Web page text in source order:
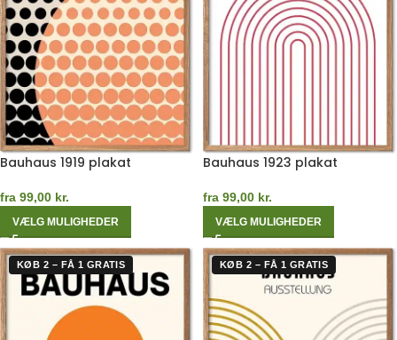
Bauhaus 1919 plakat
fra 99,00 kr.
VÆLG MULIGHEDER
Bauhaus 1923 plakat
fra 99,00 kr.
VÆLG MULIGHEDER
KØB 2 – FÅ 1 GRATIS KØB 2 – FÅ 1 GRATIS